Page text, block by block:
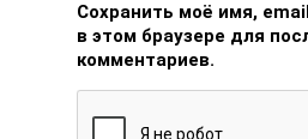
Сохранить моё имя,
в этом браузере для
комментариев.